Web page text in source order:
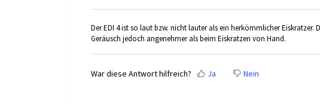
Der EDI 4 ist so laut bzw. nicht lauter als ein herkömmlicher Eiskratzer.
Geräusch jedoch angenehmer als beim Eiskratzen von Hand.
War diese Antwort hilfreich? Ja Nein